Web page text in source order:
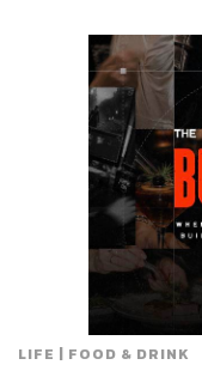
LIFE | FOOD & DRINK